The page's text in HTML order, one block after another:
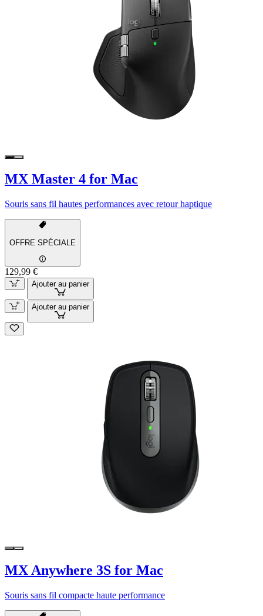
MX Master 4 for Mac
Souris sans fil hautes performances avec retour haptique
OFFRE SPÉCIALE
129,99 €
Ajouter au panier
Ajouter au panier
MX Anywhere 3S for Mac
Souris sans fil compacte haute performance